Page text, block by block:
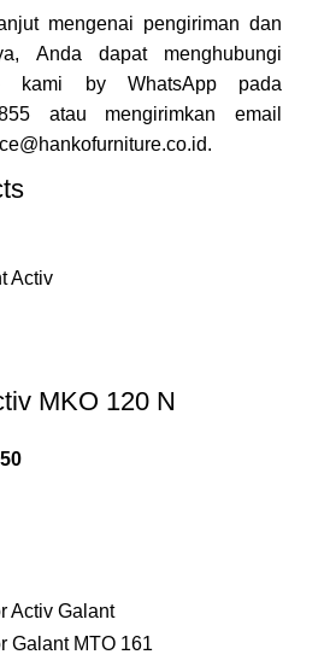
mengenai pengiriman dan
Anda dapat menghubungi
kami by WhatsApp pada
atau mengirimkan email
.
MKO 120 N